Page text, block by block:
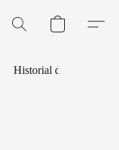
Historial de Pedidos